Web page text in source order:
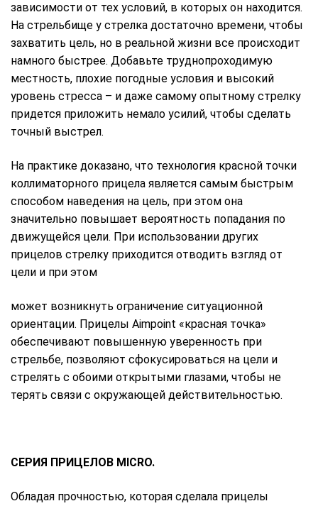
зависимости от тех условий, в которых он находится.
На стрельбище у стрелка достаточно времени, чтобы
захватить цель, но в реальной жизни все происходит
намного быстрее. Добавьте труднопроходимую
местность, плохие погодные условия и высокий
уровень стресса – и даже самому опытному стрелку
придется приложить немало усилий, чтобы сделать
точный выстрел.
На практике доказано, что технология красной точки
коллиматорного прицела является самым быстрым
способом наведения на цель, при этом она
значительно повышает вероятность попадания по
движущейся цели. При использовании других
прицелов стрелку приходится отводить взгляд от
цели и при этом
может возникнуть ограничение ситуационной
ориентации. Прицелы Aimpoint «красная точка»
обеспечивают повышенную уверенность при
стрельбе, позволяют сфокусироваться на цели и
стрелять с обоими открытыми глазами, чтобы не
терять связи с окружающей действительностью.
СЕРИЯ ПРИЦЕЛОВ MICRO.
Обладая прочностью, которая сделала прицелы